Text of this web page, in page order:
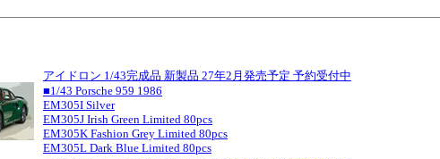
アイドロン 1/43完成品 新製品 27年2月発売予定 予約受付中
■1/43 Porsche 959 1986
EM305I Silver
EM305J Irish Green Limited 80pcs
EM305K Fashion Grey Limited 80pcs
EM305L Dark Blue Limited 80pcs